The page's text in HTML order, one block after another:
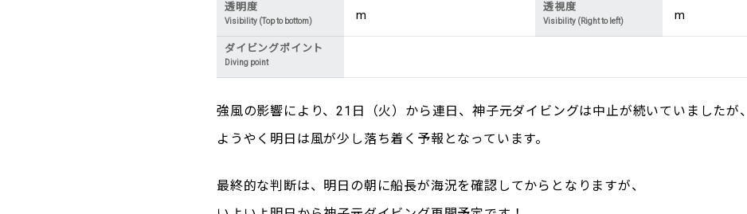
透明度
Visibility (Top to bottom) m
透視度
Visibility (Right to left) m
ダイビングポイント
Diving point
強風の影響により、21日（火）から連日、神子元ダイビングは中止が続いていましたが、
ようやく明日は風が少し落ち着く予報となっています。
最終的な判断は、明日の朝に船長が海況を確認してからとなりますが、